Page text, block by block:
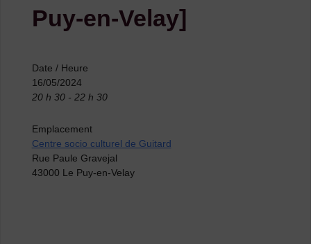
Puy-en-Velay]
Date / Heure
16/05/2024
20 h 30 - 22 h 30
Emplacement
Centre socio culturel de Guitard
Rue Paule Gravejal
43000 Le Puy-en-Velay